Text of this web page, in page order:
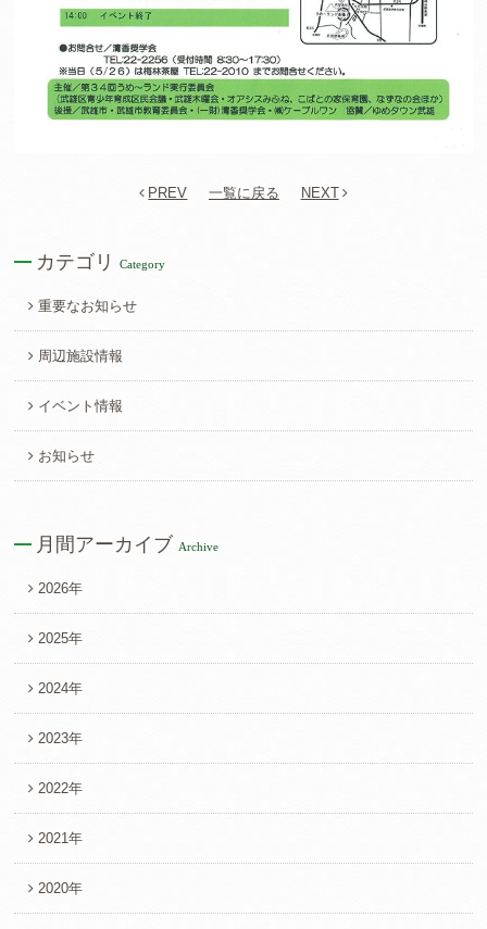
PREV 一覧に戻る NEXT
カテゴリ Category
重要なお知らせ
周辺施設情報
イベント情報
お知らせ
月間アーカイブ Archive
2026年
2025年
2024年
2023年
2022年
2021年
2020年